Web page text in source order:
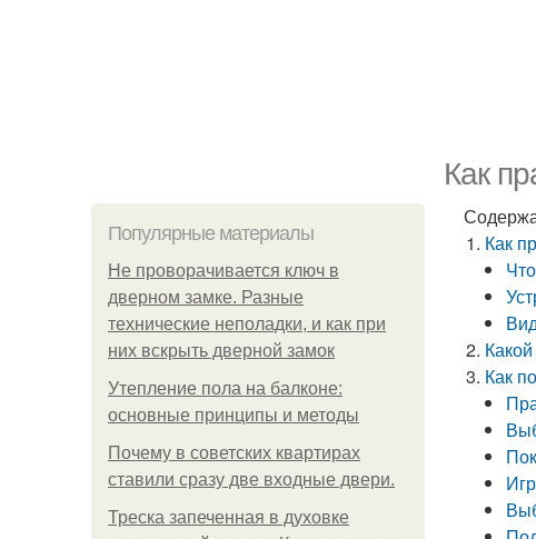
Как
Популярные материалы
Не проворачивается ключ в
дверном замке. Разные
технические неполадки, и как при
них вскрыть дверной замок
Утепление пола на балконе:
основные принципы и методы
Почему в советских квартирах
ставили сразу две входные двери.
Треска запеченная в духовке
Как
Как